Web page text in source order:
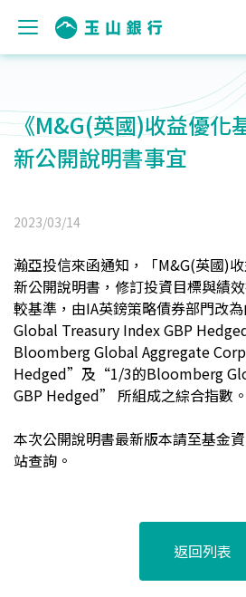
《M&G(英國)收益優化
新公開說明書事宜
2023/03/14
瀚亞投信來函通知，「M&G(英國)
新公開說明書，修訂投資目標與績
較基準，由IA英鎊策略債券部門改
Global Treasury Index GBP
Bloomberg Global Aggregate
Hedged” 及 “1/3的Bloomberg
GBP Hedged” 所組成之綜合指數。
本次公開說明書最新版本請至基金
站查詢。
返回列表